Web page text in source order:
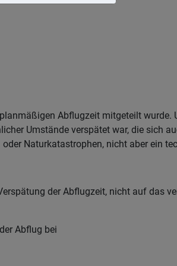
Abflugzeit mitgeteilt wurde.
Umstände verspätet war, die sich
Naturkatastrophen, nicht aber ein
der Abflugzeit, nicht auf das
Abflug bei